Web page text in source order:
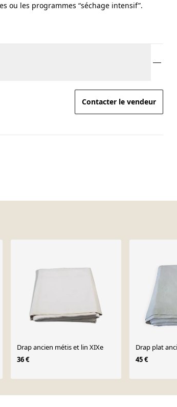
ou les programmes “séchage intensif”.
Contacter le vendeur
Drap ancien métis et lin XIXe
36 €
Drap plat
45 €